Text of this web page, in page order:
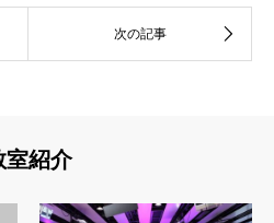
室紹介